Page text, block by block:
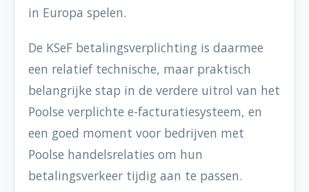
in Europa spelen.
De KSeF betalingsverplichting is daarmee
een relatief technische, maar praktisch
belangrijke stap in de verdere uitrol van het
Poolse verplichte e-facturatiesysteem, en
een goed moment voor bedrijven met
Poolse handelsrelaties om hun
betalingsverkeer tijdig aan te passen.